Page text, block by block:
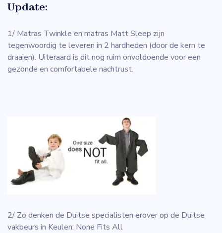
Update:
1/ Matras Twinkle en matras Matt Sleep zijn
tegenwoordig te leveren in 2 hardheden (door de kern te
draaien). Uiteraard is dit nog ruim onvoldoende voor een
gezonde en comfortabele nachtrust.
2/ Zo denken de Duitse specialisten erover op de Duitse
vakbeurs in Keulen: None Fits All